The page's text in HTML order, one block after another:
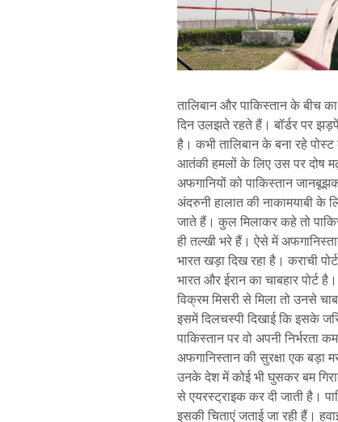
तालिबान और पाकिस्तान के बीच
दिन उलझते रहते हैं। बॉर्डर पर झड़पें
है। कभी तालिबान के बना रहे
आतंकी हमलों के लिए उस पर दोष
अफगानियों को पाकिस्तान
अंदरुनी हालात की नाकामयाबी के
जाते हैं। कुल मिलाकर कहे तो
ही तल्खी भरे हैं। ऐसे में
भारत खड़ा दिख रहा है। कराची
भारत और ईरान का चाबहार पोर्ट
विक्रम मिसरी से मिला तो उनसे
इसमें दिलचस्पी दिखाई कि इसके
पाकिस्तान पर वो अपनी
अफगानिस्तान की सुरक्षा एक बड़ा
उनके देश में कोई भी घुसकर बम
से एयरस्ट्राइक कर दी जाती है।
इसकी चिताएं जताई जा रही हैं।